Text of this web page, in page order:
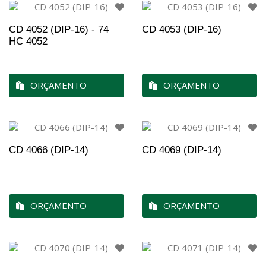
CD 4052 (DIP-16) - 74
HC 4052
ORÇAMENTO
CD 4053 (DIP-16)
ORÇAMENTO
CD 4066 (DIP-14)
ORÇAMENTO
CD 4069 (DIP-14)
ORÇAMENTO